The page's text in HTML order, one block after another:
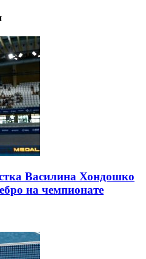
Василина Хондошко
на чемпионате